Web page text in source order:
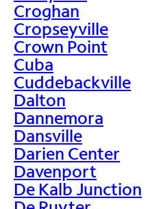
Croghan
Cropseyville
Crown Point
Cuba
Cuddebackville
Dalton
Dannemora
Dansville
Darien Center
Davenport
De Kalb Junction